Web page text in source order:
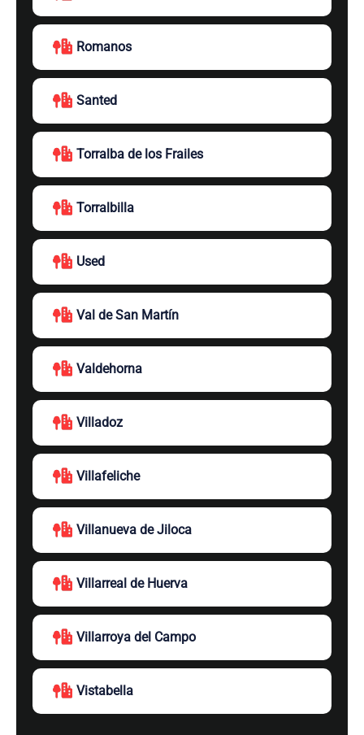
Romanos
Santed
Torralba de los Frailes
Torralbilla
Used
Val de San Martín
Valdehorna
Villadoz
Villafeliche
Villanueva de Jiloca
Villarreal de Huerva
Villarroya del Campo
Vistabella